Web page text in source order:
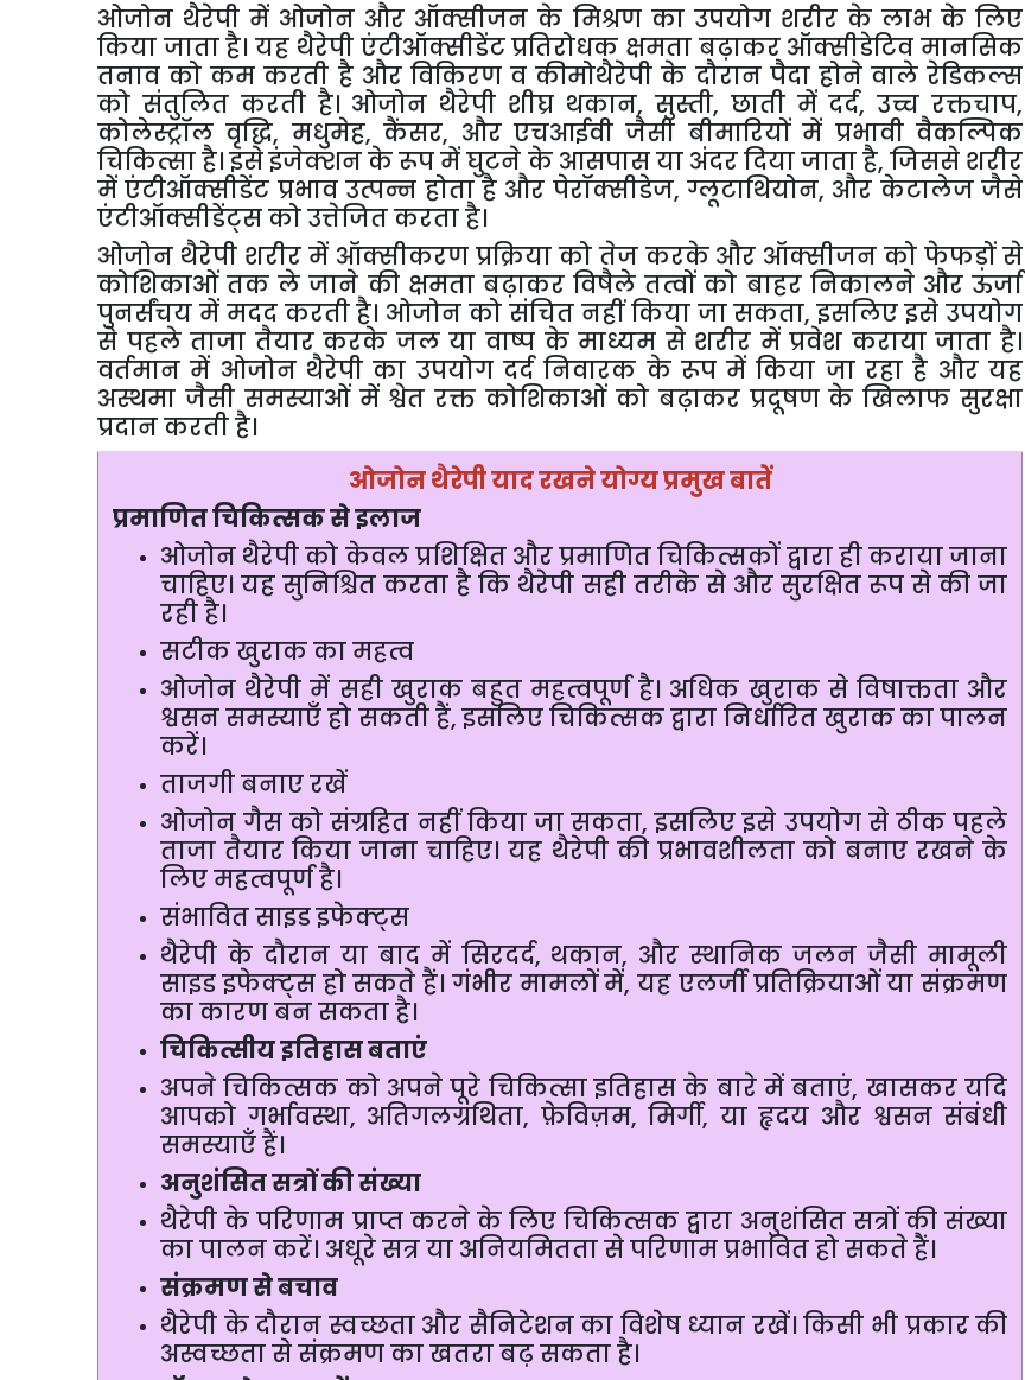
ओजोन थैरेपी में ओजोन और ऑक्सीजन के मिश्रण का उपयोग शरीर के लाभ के लिए
किया जाता है। यह थैरेपी एंटीऑक्सीडेंट प्रतिरोधक क्षमता बढ़ाकर ऑक्सीडेटिव मानसिक
तनाव को कम करती है और विकिरण व कीमोथैरेपी के दौरान पैदा होने वाले रेडिकल्स
को संतुलित करती है। ओजोन थैरेपी शीघ्र थकान, सुस्ती, छाती में दर्द,उच्च रक्तचाप,
कोलेस्ट्रॉल वृद्धि, मधुमेह,कैंसर, और एचआईवी जैसी बीमारियों में प्रभावी वैकल्पिक
चिकित्साहै। इसेइंजेक्शनकेरूपमेंघुटने के आसपासया अंदरदियाजाताहै, जिससे शरीर
में एंटीऑक्सीडेंट प्रभाव उत्पन्न होता है और पेरॉक्सीडेज, ग्लूटाथियोन, और केटालेज जैसे
एंटीऑक्सीडेंट्सकोउत्तेजितकरताहै।
ओजोन थैरेपी शरीर में ऑक्सीकरण प्रक्रिया को तेज करके और ऑक्सीजन को फेफड़ों से
कोशिकाओं तक ले जाने की क्षमता बढ़ाकर विषैले तत्वों को बाहर निकालने और ऊर्जा
पुनर्संचय में मदद करती है। ओजोन को संचित नहीं किया जा सकता,इसलिए इसे उपयोग
से पहले ताजा तैयार करके जल या वाष्प के माध्यम से शरीर में प्रवेश कराया जाता है।
वर्तमान में ओजोन थैरेपी का उपयोग दर्द निवारक के रूप में किया जा रहा है और यह
अस्थमा जैसी समस्याओं में श्वेत रक्त कोशिकाओं को बढ़ाकर प्रदूषण के खिलाफ सुरक्षा
प्रदानकरतीहै।
ओजोनथैरेपीयादरखनेयोग्यप्रमुखबातें
प्रमाणितचिकित्सकसेइलाज
ओजोन थैरेपीको केवलप्रशिक्षित औरप्रमाणितचिकित्सकों द्वाराहीकरायाजाना
चाहिए। यह सुनिश्चित करता है कि थैरेपी सही तरीके से और सुरक्षित रूप से की जा
रहीहै।
सटीकखुराककामहत्व
ओजोन थैरेपी में सही खुराक बहुत महत्वपूर्ण है। अधिक खुराक से विषाक्तता और
श्वसनसमस्याएँहो सकतीहैं,इसलिएचिकित्सकद्वारा निर्धारितखुराककापालन
करें।
ताजगीबनाएरखें
ओजोन गैस को संग्रहित नहीं किया जा सकता,इसलिए इसे उपयोग से ठीक पहले
ताजा तैयार किया जाना चाहिए। यह थैरेपी की प्रभावशीलता को बनाए रखने के
लिएमहत्वपूर्णहै।
संभावितसाइडइफेक्ट्स
थैरेपी के दौरान या बाद में सिरदर्द, थकान, और स्थानिक जलन जैसी मामूली
साइड इफेक्ट्स हो सकते हैं। गंभीर मामलों में, यह एलर्जी प्रतिक्रियाओं या संक्रमण
काकारणबनसकताहै।
चिकित्सीयइतिहासबताएं
अपने चिकित्सक को अपने पूरे चिकित्सा इतिहास के बारे में बताएं, खासकर यदि
आपको गर्भावस्था, अतिगलग्रंथिता, फ़ेविज़म,मिर्गी, या हृदय और श्वसन संबंधी
समस्याएँहैं।
अनुशंसितसत्रोंकीसंख्या
थैरेपी के परिणाम प्राप्त करने के लिए चिकित्सक द्वारा अनुशंसित सत्रों की संख्या
कापालनकरें। अधूरेसत्रया अनियमिततासेपरिणामप्रभावितहोसकतेहैं।
संक्रमणसेबचाव
थैरेपी केदौरान स्वच्छता और सैनिटेशनका विशेष ध्यान रखें। किसी भी प्रकारकी
अस्वच्छतासेसंक्रमणकाखतराबढ़सकताहै।